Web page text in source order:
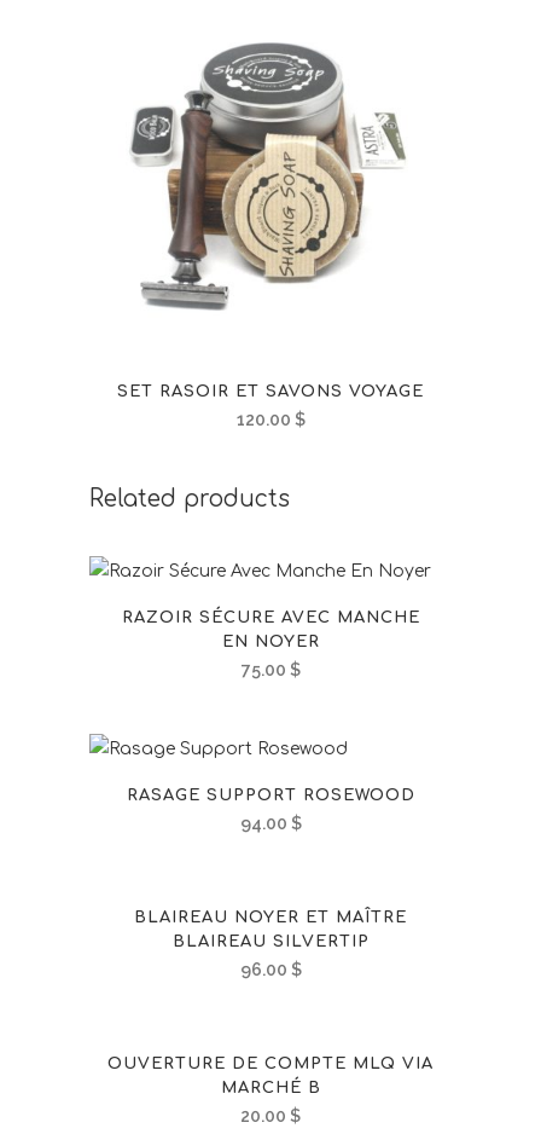
SET RASOIR ET SAVONS VOYAGE
120.00 $
Related products
RAZOIR SÉCURE AVEC MANCHE
EN NOYER
75.00 $
RASAGE SUPPORT ROSEWOOD
94.00 $
BLAIREAU NOYER ET MAÎTRE
BLAIREAU SILVERTIP
96.00 $
OUVERTURE DE COMPTE MLQ VIA
MARCHÉ B
20.00 $